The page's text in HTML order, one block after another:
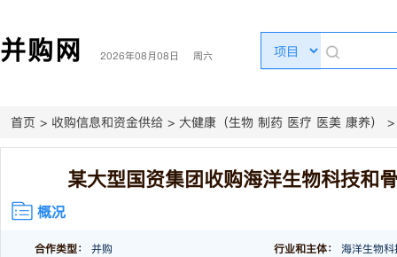
并购网 2026年08月08日 周六
首页 > 收购信息和资金供给 > 大健康（生物 制药 医疗 医美 康养）
某大型国资集团收购海洋生物科技和
概况
合作类型： 并购 行业和主体： 海洋生物